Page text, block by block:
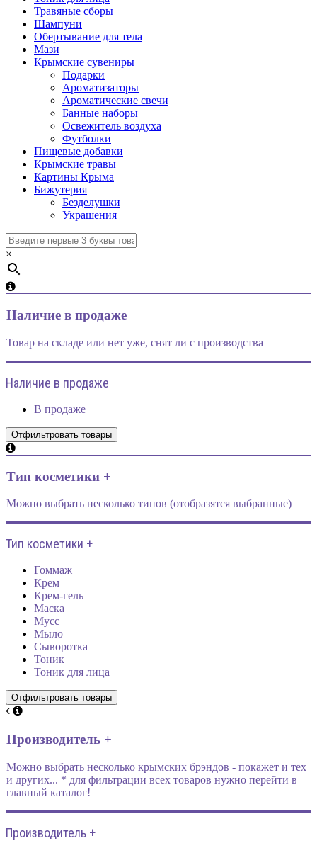
Травяные сборы
Шампуни
Обертывание для тела
Мази
Крымские сувениры
Подарки
Ароматизаторы
Ароматические свечи
Банные наборы
Освежитель воздуха
Футболки
Пищевые добавки
Крымские травы
Картины Крыма
Бижутерия
Безделушки
Украшения
×
Наличие в продаже
Товар на складе или нет уже, снят ли с производства
Наличие в продаже
В продаже
Тип косметики +
Можно выбрать несколько типов (отобразятся выбранные)
Тип косметики +
Гоммаж
Крем
Крем-гель
Маска
Мусс
Мыло
Сыворотка
Тоник
Тоник для лица
Производитель +
Можно выбрать несколько крымских брэндов - покажет и тех
и других... * для фильтрации всех товаров нужно перейти в
главный каталог!
Производитель +